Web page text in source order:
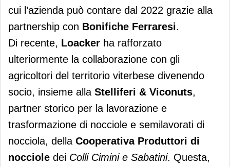
cui l’azienda può contare dal 2022 grazie alla
partnership con Bonifiche Ferraresi.
Di recente, Loacker ha rafforzato
ulteriormente la collaborazione con gli
agricoltori del territorio viterbese divenendo
socio, insieme alla Stelliferi & Viconuts,
partner storico per la lavorazione e
trasformazione di nocciole e semilavorati di
nocciola, della Cooperativa Produttori di
nocciole dei Colli Cimini e Sabatini. Questa,